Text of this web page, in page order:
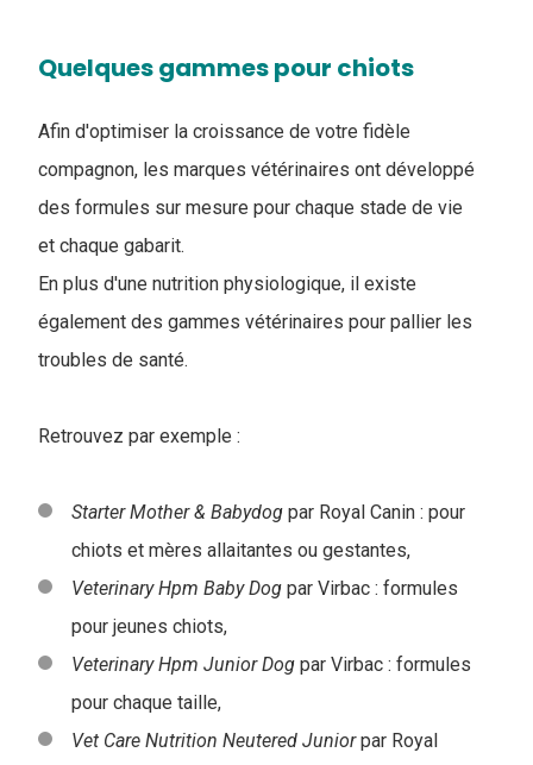
Quelques gammes pour chiots
Afin d'optimiser la croissance de votre fidèle
compagnon, les marques vétérinaires ont développé
des formules sur mesure pour chaque stade de vie
et chaque gabarit.
En plus d'une nutrition physiologique, il existe
également des gammes vétérinaires pour pallier les
troubles de santé.
Retrouvez par exemple :
Starter Mother & Babydog par Royal Canin : pour
chiots et mères allaitantes ou gestantes,
Veterinary Hpm Baby Dog par Virbac : formules
pour jeunes chiots,
Veterinary Hpm Junior Dog par Virbac : formules
pour chaque taille,
Vet Care Nutrition Neutered Juniorpar Royal